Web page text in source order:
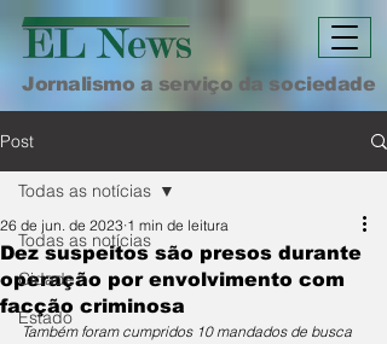
Jornalismo a serviço da sociedade
Post
Todas as notícias
Cidade
Estado
Todas as notícias
Dez suspeitos são presos durante
operação por envolvimento com
facção criminosa
26 de jun. de 2023 1 min de leitura
Também foram cumpridos 10 mandados de busca